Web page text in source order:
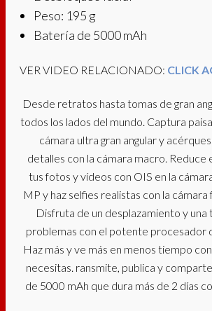
Peso: 195 g
Batería de 5000 mAh
VER VIDEO RELACIONADO: CLICK
Desde retratos hasta tomas de gran
todos los lados del mundo. Captura
cámara ultra gran angular y
detalles con la cámara macro. Reduce
tus fotos y vídeos con OIS en la
MP y haz selfies realistas con la
Disfruta de un desplazamiento y una
problemas con el potente procesador
Haz más y ve más en menos tiempo con
necesitas. ransmite, publica y comparte
de 5000 mAh que dura más de 2 días